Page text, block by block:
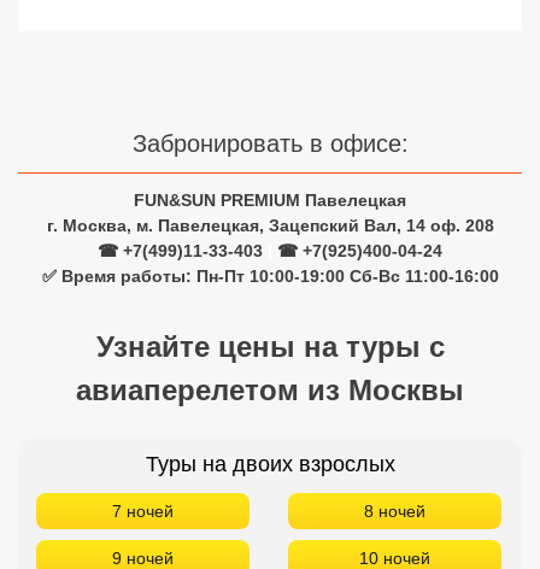
Забронировать в офисе:
FUN&SUN PREMIUM Павелецкая
г. Москва, м. Павелецкая, Зацепский Вал, 14 оф. 208
☎ +7(499)11-33-403
☎ +7(925)400-04-24
✅ Время работы: Пн-Пт 10:00-19:00 Сб-Вс 11:00-16:00
Узнайте цены на туры с
авиаперелетом из Москвы
Туры на двоих взрослых
7 ночей 8 ночей
9 ночей 10 ночей